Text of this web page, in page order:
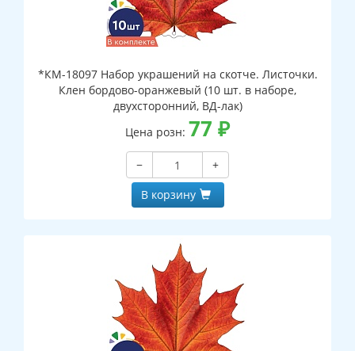
*КМ-18097 Набор украшений на скотче. Листочки.
Клен бордово-оранжевый (10 шт. в наборе,
двухсторонний, ВД-лак)
Цена розн: 77 ₽
−
+
В корзину